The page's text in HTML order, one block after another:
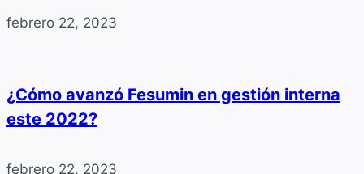
febrero 22, 2023
¿Cómo avanzó Fesumin en gestión interna
este 2022?
febrero 22, 2023